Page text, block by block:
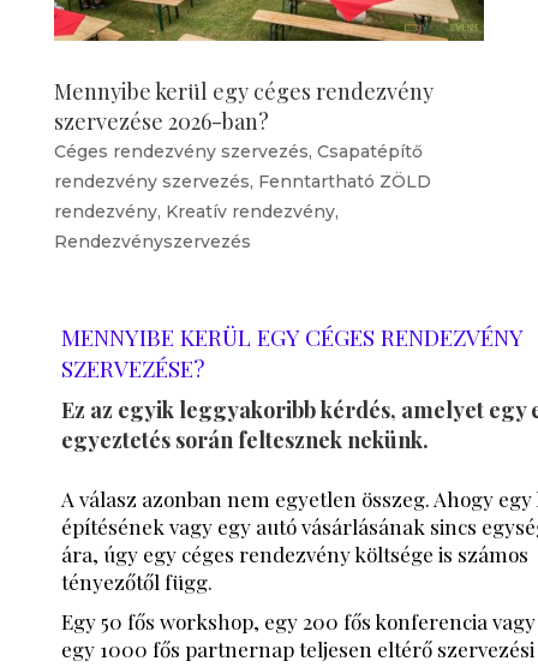
Mennyibe kerül egy céges rendezvény
szervezése 2026-ban?
Céges rendezvény szervezés, Csapatépítő
rendezvény szervezés, Fenntartható ZÖLD
rendezvény, Kreatív rendezvény,
Rendezvényszervezés
MENNYIBE KERÜL EGY CÉGES RENDEZVÉNY
SZERVEZÉSE?
Ez az egyik leggyakoribb kérdés, amelyet egy
egyeztetés során feltesznek nekünk.
A válasz azonban nem egyetlen összeg. Ahogy egy
építésének vagy egy autó vásárlásának sincs
ára, úgy egy céges rendezvény költsége is számos
tényezőtől függ.
Egy 50 fős workshop, egy 200 fős konferencia vagy
egy 1000 fős partnernap teljesen eltérő szervezési